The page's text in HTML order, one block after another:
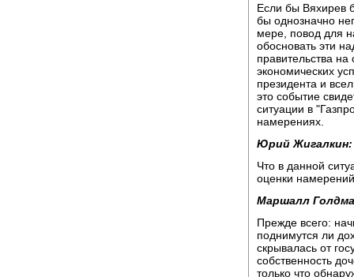
Если бы Вяхирев
бы однозначно
мере, повод для
обосновать эти
правительства
экономических
президента и
это событие
ситуации в
намерениях.
Юрий Жигалкин:
Что в данной
оценки
Маршалл
Прежде всего:
поднимутся ли
скрывалась от
собственность
только что